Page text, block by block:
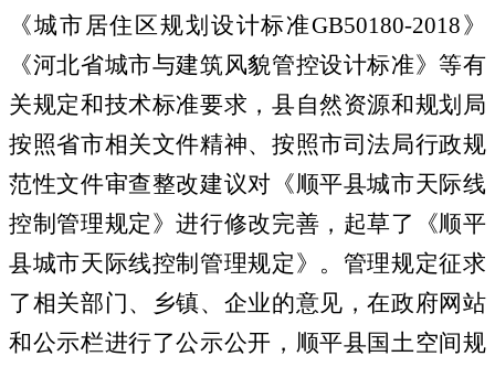
《城市居住区规划设计标准GB50180-2018》
《河北省城市与建筑风貌管控设计标准》等有
关规定和技术标准要求 ， 县自然资源和规划局
按照省市相关文件精神、 按照市司法局行政规
范性文件审查整改建议对 《顺平县城市天际线
控制管理规定》进行修改完善， 起草了 《顺平
县城市天际线控制管理规定》 。管理规定征求
了相关部门、乡镇、企业的意见，在政府网站
和公示栏进行了公示公开， 顺平县国土空间规